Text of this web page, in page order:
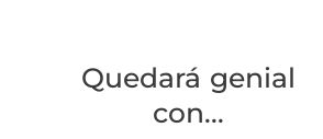
Quedará genial
con...